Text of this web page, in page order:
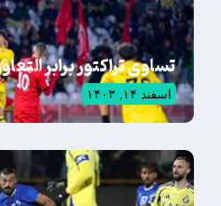
تساوی تراکتور برابر التعاون
اسفند ۱۴, ۱۴۰۳